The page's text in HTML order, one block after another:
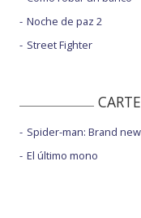
Noche de paz 2
Street Fighter
Spider-man: Brand
El último mono